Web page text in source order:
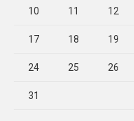
10 11 12
17 18 19
24 25 26
31